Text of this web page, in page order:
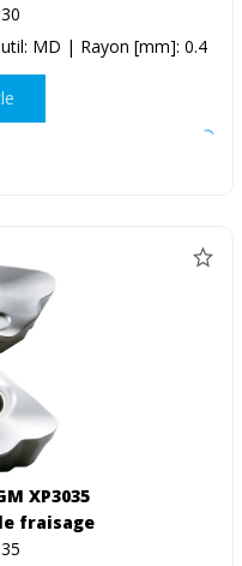
MD | Rayon [mm]: 0.4
XP3035
fraisage